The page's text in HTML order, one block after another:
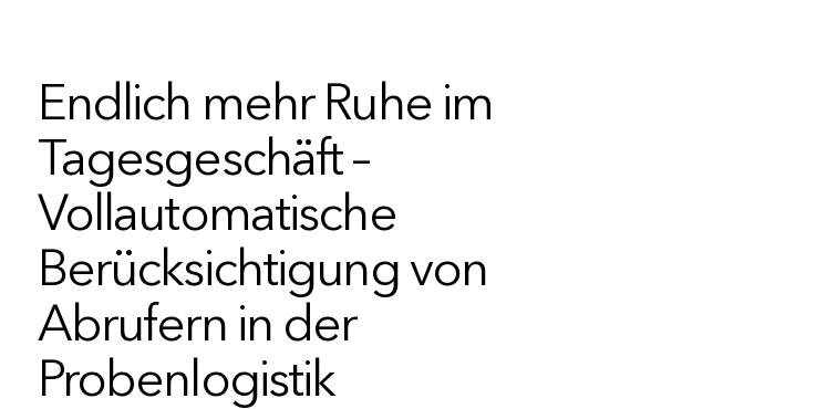
Endlich mehr Ruhe im
Tagesgeschäft –
Vollautomatische
Berücksichtigung von
Abrufern in der
Probenlogistik